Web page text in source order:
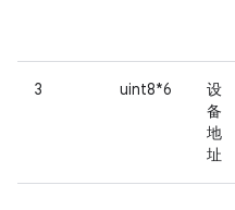
3 uint8*6
设
备
地
址